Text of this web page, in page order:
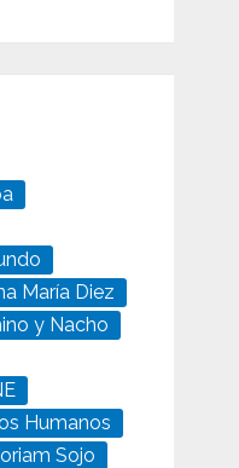
María Diez
y Nacho
Humanos
Sojo